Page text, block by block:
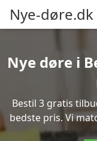
Nye-døre.dk
Nye døre i
Bestil 3 gratis
bedste pris. Vi